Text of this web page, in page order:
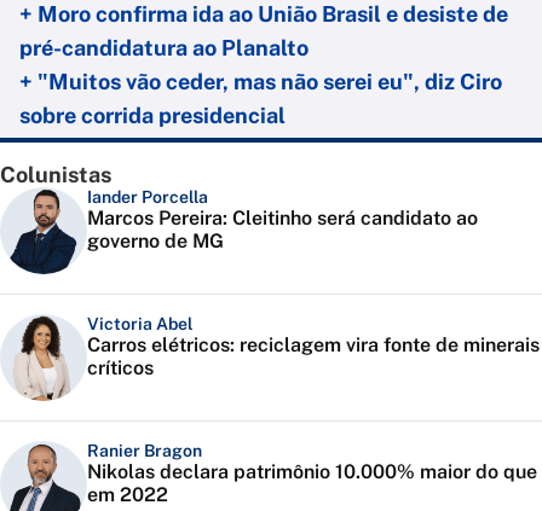
+ Moro confirma ida ao União Brasil e desiste de
pré-candidatura ao Planalto
+ "Muitos vão ceder, mas não serei eu", diz Ciro
sobre corrida presidencial
Colunistas
Iander Porcella
Marcos Pereira: Cleitinho será candidato ao
governo de MG
Victoria Abel
Carros elétricos: reciclagem vira fonte de minerais
críticos
Ranier Bragon
Nikolas declara patrimônio 10.000% maior do que
em 2022